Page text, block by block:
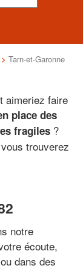
> Tarn-et-Garonne
aimeriez faire
place des
fragiles ?
trouverez
notre
écoute,
dans des